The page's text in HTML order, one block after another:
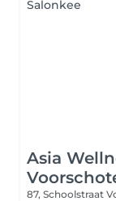
Asia
87, Schoolstraat